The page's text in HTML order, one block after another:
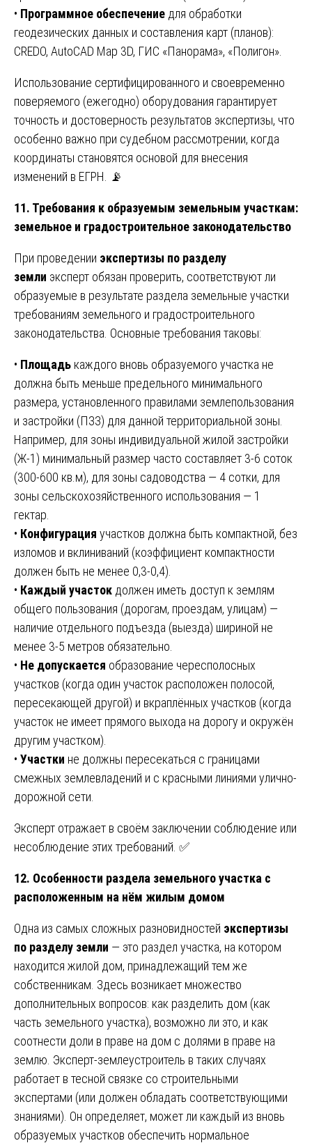
• Программное обеспечение для обработки
геодезических данных и составления карт (планов):
CREDO, AutoCAD Map 3D, ГИС «Панорама», «Полигон».
Использование сертифицированного и своевременно
поверяемого (ежегодно) оборудования гарантирует
точность и достоверность результатов экспертизы, что
особенно важно при судебном рассмотрении, когда
координаты становятся основой для внесения
изменений в ЕГРН. 📡
11. Требования к образуемым земельным участкам:
земельное и градостроительное законодательство
При проведении экспертизы по разделу
земли эксперт обязан проверить, соответствуют ли
образуемые в результате раздела земельные участки
требованиям земельного и градостроительного
законодательства. Основные требования таковы:
• Площадь каждого вновь образуемого участка не
должна быть меньше предельного минимального
размера, установленного правилами землепользования
и застройки (ПЗЗ) для данной территориальной зоны.
Например, для зоны индивидуальной жилой застройки
(Ж-1) минимальный размер часто составляет 3-6 соток
(300-600 кв.м), для зоны садоводства — 4 сотки, для
зоны сельскохозяйственного использования — 1
гектар.
• Конфигурация участков должна быть компактной, без
изломов и вклиниваний (коэффициент компактности
должен быть не менее 0,3-0,4).
• Каждый участок должен иметь доступ к землям
общего пользования (дорогам, проездам, улицам) —
наличие отдельного подъезда (выезда) шириной не
менее 3-5 метров обязательно.
• Не допускается образование чересполосных
участков (когда один участок расположен полосой,
пересекающей другой) и вкраплённых участков (когда
участок не имеет прямого выхода на дорогу и окружён
другим участком).
• Участки не должны пересекаться с границами
смежных землевладений и с красными линиями улично-
дорожной сети.
Эксперт отражает в своём заключении соблюдение или
несоблюдение этих требований. ✅
12. Особенности раздела земельного участка с
расположенным на нём жилым домом
Одна из самых сложных разновидностей экспертизы
по разделу земли — это раздел участка, на котором
находится жилой дом, принадлежащий тем же
собственникам. Здесь возникает множество
дополнительных вопросов: как разделить дом (как
часть земельного участка), возможно ли это, и как
соотнести доли в праве на дом с долями в праве на
землю. Эксперт-землеустроитель в таких случаях
работает в тесной связке со строительными
экспертами (или должен обладать соответствующими
знаниями). Он определяет, может ли каждый из вновь
образуемых участков обеспечить нормальное